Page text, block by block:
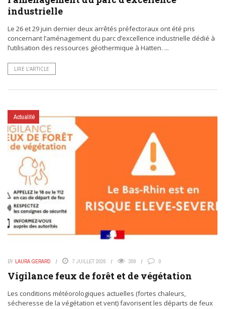
industrielle
Le 26 et 29 juin dernier deux arrêtés préfectoraux ont été pris
concernant l’aménagement du parc d’excellence industrielle dédié à
l’utilisation des ressources géothermique à Hatten. ...
LIRE L’ARTICLE
Actualité
BY LAURA GERARD 7 JUILLET 2026 309 0
Vigilance feux de forêt et de végétation
Les conditions météorologiques actuelles (fortes chaleurs,
sécheresse de la végétation et vent) favorisent les départs de feux